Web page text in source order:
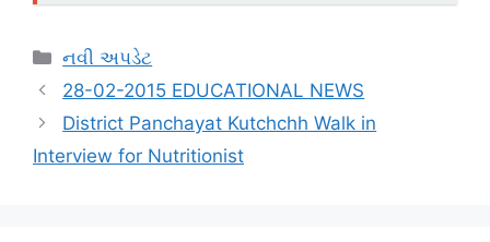
Categories
નવી અપડેટ
28-02-2015 EDUCATIONAL NEWS
District Panchayat Kutchchh Walk in
Interview for Nutritionist